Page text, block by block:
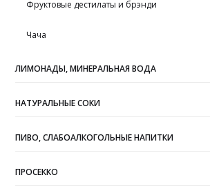
Фруктовые дестилаты и брэнди
Чача
ЛИМОНАДЫ, МИНЕРАЛЬНАЯ ВОДА
НАТУРАЛЬНЫЕ СОКИ
ПИВО, СЛАБОАЛКОГОЛЬНЫЕ НАПИТКИ
ПРОСЕККО